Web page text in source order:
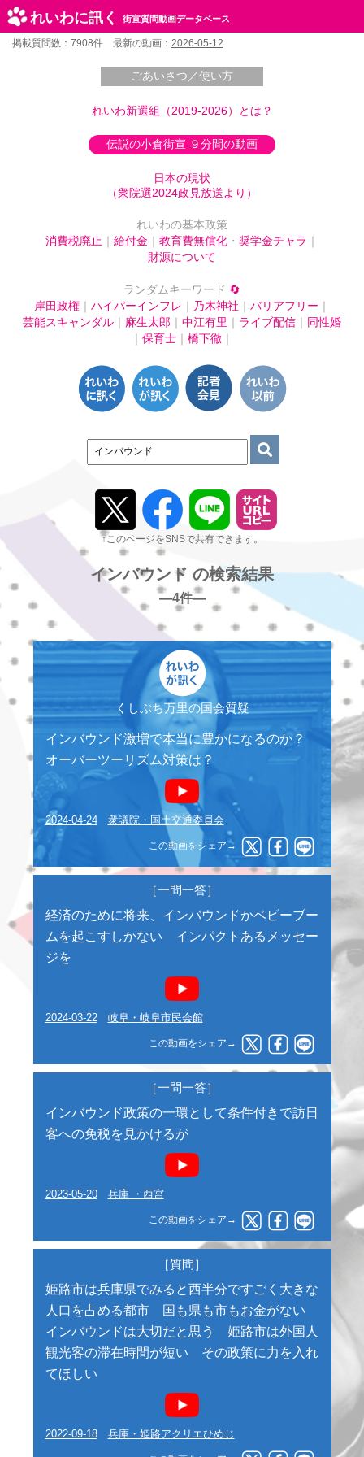
れいわに訊く 街宣質問動画データベース
掲載質問数：7908件 最新の動画： 2026-05-12
ごあいさつ／使い方
れいわ新選組（2019-2026）とは？
伝説の小倉街宣 ９分間の動画
日本の現状
（衆院選2024政見放送より）
れいわの基本政策
消費税廃止
給付金 教育費無償化 ・ 奨学金チャラ
財源について
ランダムキーワード 🔄
岸田政権
ハイパーインフレ 乃木神社 バリアフリー
芸能スキャンダル
麻生太郎 中江有里 ライブ配信
同性婚
保育士 橋下徹
↑このページをSNSで共有できます。
インバウンド の検索結果
―4件―
くしぶち万里の国会質疑
インバウンド激増で本当に豊かになるのか？
オーバーツーリズム対策は？
2024-04-24 衆議院・国土交通委員会
この動画をシェア→
［一問一答］
経済のために将来、インバウンドかベビーブー
ムを起こすしかない インパクトあるメッセー
ジを
2024-03-22 岐阜・岐阜市民会館
この動画をシェア→
［一問一答］
インバウンド政策の一環として条件付きで訪日
客への免税を見かけるが
2023-05-20 兵庫 ・西宮
この動画をシェア→
［質問］
姫路市は兵庫県でみると西半分ですごく大きな
人口を占める都市 国も県も市もお金がない
インバウンドは大切だと思う 姫路市は外国人
観光客の滞在時間が短い その政策に力を入れ
てほしい
2022-09-18 兵庫・姫路アクリエひめじ